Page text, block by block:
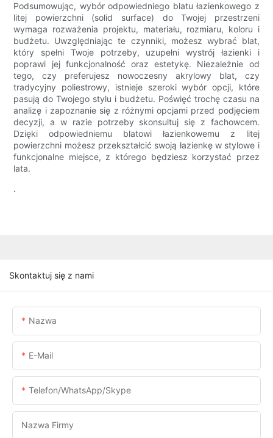
Podsumowując, wybór odpowiedniego blatu łazienkowego z
litej powierzchni (solid surface) do Twojej przestrzeni
wymaga rozważenia projektu, materiału, rozmiaru, koloru i
budżetu. Uwzględniając te czynniki, możesz wybrać blat,
który spełni Twoje potrzeby, uzupełni wystrój łazienki i
poprawi jej funkcjonalność oraz estetykę. Niezależnie od
tego, czy preferujesz nowoczesny akrylowy blat, czy
tradycyjny poliestrowy, istnieje szeroki wybór opcji, które
pasują do Twojego stylu i budżetu. Poświęć trochę czasu na
analizę i zapoznanie się z różnymi opcjami przed podjęciem
decyzji, a w razie potrzeby skonsultuj się z fachowcem.
Dzięki odpowiedniemu blatowi łazienkowemu z litej
powierzchni możesz przekształcić swoją łazienkę w stylowe i
funkcjonalne miejsce, z którego będziesz korzystać przez
lata.
.
Skontaktuj się z nami
Nazwa
E-Mail
Telefon/WhatsApp/Skype
Nazwa Firmy